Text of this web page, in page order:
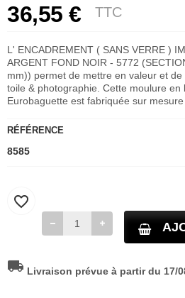
36,55 € TTC
L' ENCADREMENT ( SANS VERRE )
ARGENT FOND NOIR - 5772
mm)) permet de mettre en valeur et
toile & photographie. Cette moulure en
Eurobaguette est fabriquée sur mesure
RÉFÉRENCE
8585
favorite_border
local_shipping Livraison prévue à partir du 17/